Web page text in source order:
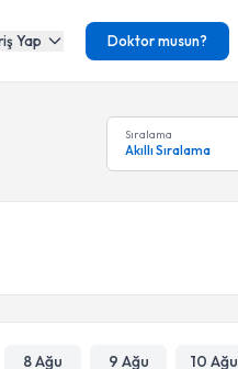
Yap Doktor musun?
Sıralama
Akıllı Sıralama
8 Ağu 9 Ağu 10 Ağu